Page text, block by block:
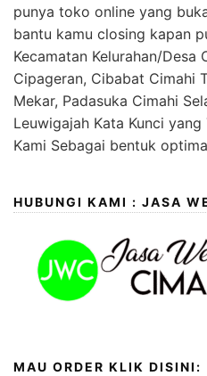
punya toko online yang
bantu kamu closing kapan
Kecamatan Kelurahan/Desa
Cipageran, Cibabat Cimahi
Mekar, Padasuka Cimahi
Leuwigajah Kata Kunci
Kami Sebagai bentuk
HUBUNGI KAMI : JASA
MAU ORDER KLIK DISINI: